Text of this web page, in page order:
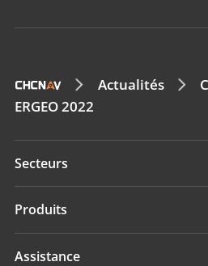
Actualités
ERGEO 2022
Secteurs
Géospatial
Produits
Géospatial
Assistance